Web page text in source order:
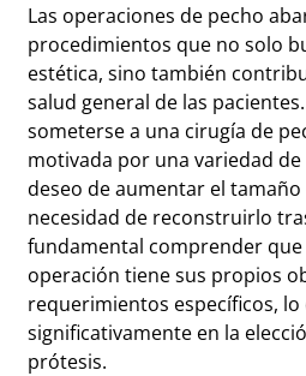
Las operaciones de pecho
procedimientos que no solo
estética, sino también
salud general de las
someterse a una cirugía de
motivada por una variedad de
deseo de aumentar el
necesidad de reconstruirlo
fundamental comprender
operación tiene sus propios
requerimientos específicos, lo
significativamente en la
prótesis.